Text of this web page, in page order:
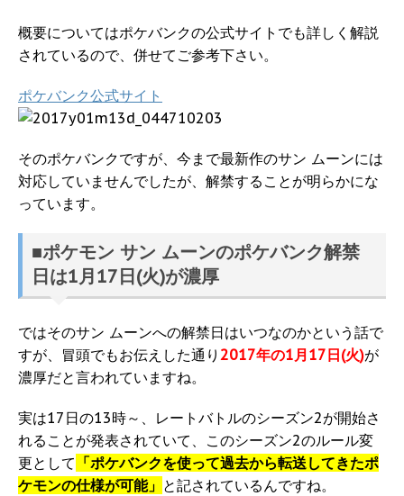
概要についてはポケバンクの公式サイトでも詳しく解説
されているので、併せてご参考下さい。
ポケバンク公式サイト
そのポケバンクですが、今まで最新作のサン ムーンには
対応していませんでしたが、解禁することが明らかにな
っています。
■ポケモン サン ムーンのポケバンク解禁
日は1月17日(火)が濃厚
ではそのサン ムーンへの解禁日はいつなのかという話で
すが、冒頭でもお伝えした通り 2017年の1月17日(火)が
濃厚だと言われていますね。
実は17日の13時～、レートバトルのシーズン2が開始さ
れることが発表されていて、このシーズン2のルール変
更として 「ポケバンクを使って過去から転送してきたポ
ケモンの仕様が可能」 と記されているんですね。